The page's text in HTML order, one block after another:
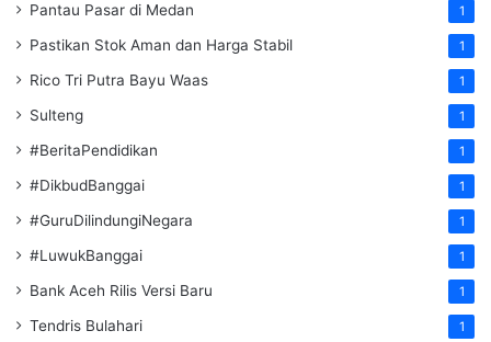
Pantau Pasar di Medan 1
Pastikan Stok Aman dan Harga Stabil 1
Rico Tri Putra Bayu Waas 1
Sulteng 1
#BeritaPendidikan 1
#DikbudBanggai 1
#GuruDilindungiNegara 1
#LuwukBanggai 1
Bank Aceh Rilis Versi Baru 1
Tendris Bulahari 1